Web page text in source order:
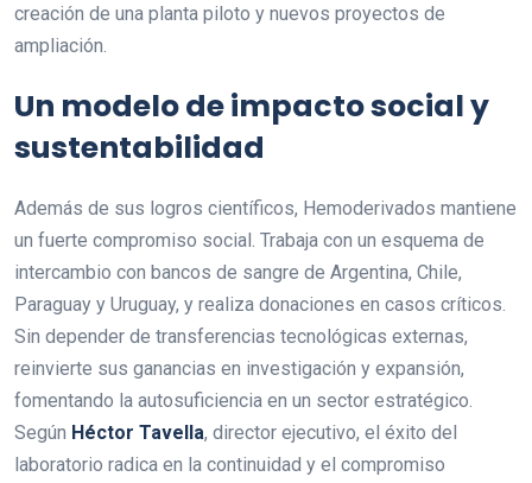
creación de una planta piloto y nuevos proyectos de
ampliación.
Un modelo de impacto social y
sustentabilidad
Además de sus logros científicos, Hemoderivados mantiene
un fuerte compromiso social. Trabaja con un esquema de
intercambio con bancos de sangre de Argentina, Chile,
Paraguay y Uruguay, y realiza donaciones en casos críticos.
Sin depender de transferencias tecnológicas externas,
reinvierte sus ganancias en investigación y expansión,
fomentando la autosuficiencia en un sector estratégico.
Según Héctor Tavella, director ejecutivo, el éxito del
laboratorio radica en la continuidad y el compromiso